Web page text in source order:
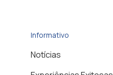
Informativo
Notícias